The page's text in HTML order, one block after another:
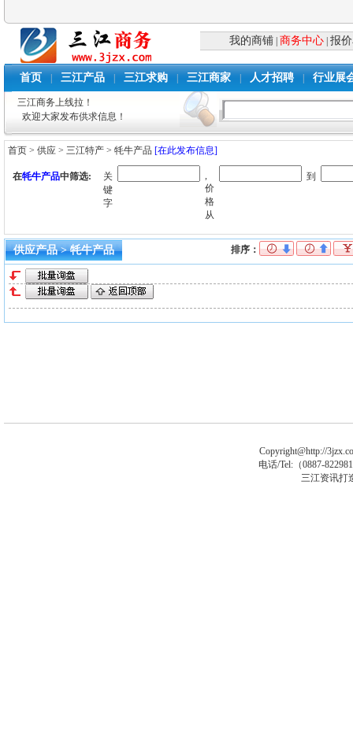
我的商铺 商务中心 |报
首页 三江产品 三江求购 三江商家 人才招聘 行业展
三江商务上线拉！
欢迎大家发布供求信息！
首页 >供应 >三江特产 >牦牛产品 [在此发布信息]
在牦牛产品中筛选:
关
键
字
,
价
格
从
到
供应产品 > 牦牛产品 排序：
Copyright@http://
电话/Tel:（0887-
三江资讯打